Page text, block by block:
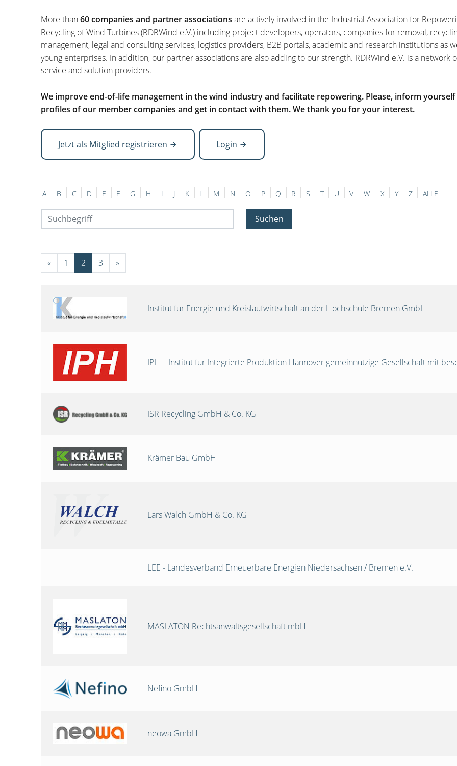
More than60 companies and partner associations are actively involved in the Industrial Association for
Recycling of Wind Turbines (RDRWind e.V.) including project developers, operators, companies for removal,
management, legal and consulting services, logistics providers, B2B portals, academic and research institutions as
young enterprises. In addition, our partner associations are also adding to our strength. RDRWind e.V. is a network
service and solution providers.
We improve end-of-life management in the wind industry and facilitate repowering. Please, inform
profiles of our member companies and get in contact with them. We thank you for your interest.
Jetzt als Mitglied registrieren Login
A B C D E F G H I J K L M N O P Q R S T U V W X Y Z ALLE
Suchen
« 1 2 3 »
Institut für Energie und Kreislaufwirtschaft an der Hochschule Bremen GmbH
IPH – Institut für Integrierte Produktion Hannover gemeinnützige Gesellschaft mit
ISR Recycling GmbH & Co. KG
Krämer Bau GmbH
Lars Walch GmbH & Co. KG
LEE - Landesverband Erneuerbare Energien Niedersachsen / Bremen e.V.
MASLATON Rechtsanwaltsgesellschaft mbH
Nefino GmbH
neowa GmbH